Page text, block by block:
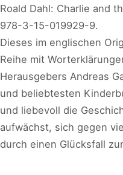
Roald Dahl: Charlie and
978-3-15-019929-9.
Dieses im englischen
Reihe mit
Herausgebers Andreas
und beliebtesten
und liebevoll die
aufwächst, sich gegen
durch einen Glücksfall